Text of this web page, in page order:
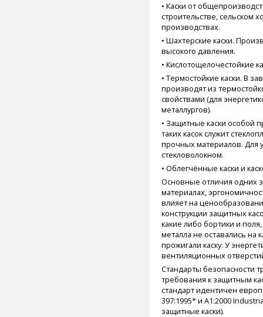
• Каски от
строительстве, сельском
производствах.
• Шахтерские каски.
высокого давления.
• Кислотощелочестойкие
• Термостойкие каски. В
производят из
свойствами (для
металлургов).
• Защитные каски особой
таких касок служит
прочных материалов. Для
стекловолокном.
• Облегчённые каски и
Основные отличия одних
материалах,
влияет на
конструкции защитных
какие либо бортики и
металла не оставались на
прожигали каску. У
вентиляционных
Стандарты безопасности
требования к защитным
стандарт идентичен
397:1995* и A1:2000
защитные каски).